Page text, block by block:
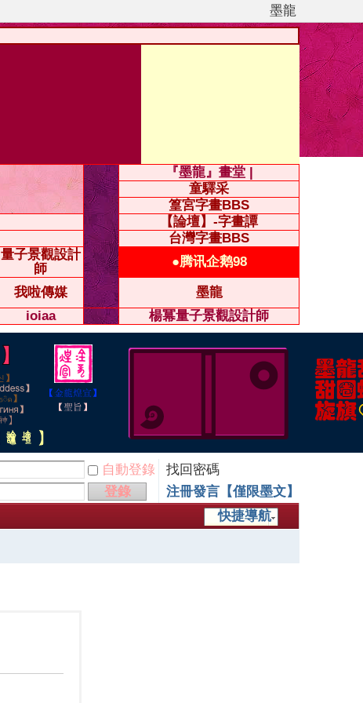
墨龍
『墨龍』畫堂 |
童驛采
篁宮字畫BBS
【論壇】-字畫譚
台灣字畫BBS
量子景觀設計
師
●腾讯企鹅98
我啦傳媒
墨龍
ioiaa 楊冪量子景觀設計師
自動登錄
找回密碼
登錄
注冊發言【僅限墨文】
快捷導航